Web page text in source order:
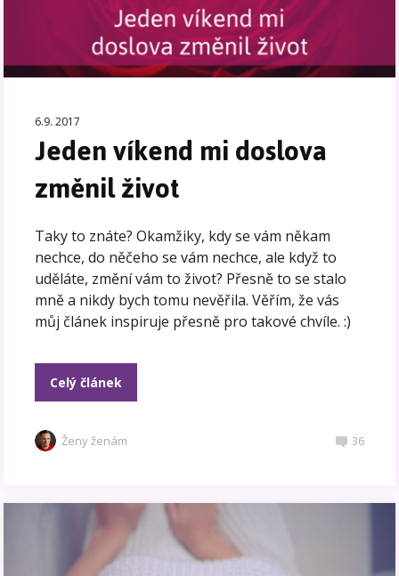
6.9. 2017
Jeden víkend mi doslova
změnil život
Taky to znáte? Okamžiky, kdy se vám někam
nechce, do něčeho se vám nechce, ale když to
uděláte, změní vám to život? Přesně to se stalo
mně a nikdy bych tomu nevěřila. Věřím, že vás
můj článek inspiruje přesně pro takové chvíle. :)
Celý článek
Ženy ženám 36